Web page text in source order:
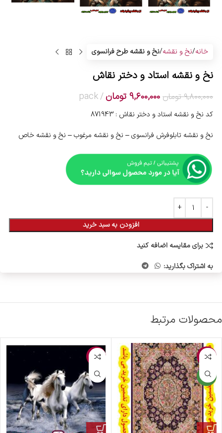
خانه نخ و نقشه نخ و نقشه طرح فرانسوی
نخ و نقشه استاد و دختر نقاش
9,800,000 تومان 9,600,000 تومان pack
کد نخ و نقشه استاد و دختر نقاش : 871943
نخ و نقشه تابلوفرش فرانسوی – نخ و نقشه مرغوب – نخ و نقشه خاص
افزودن به سبد خرید
برای مقایسه اضافه کنید
به اشتراک بگذارید:
محصولات مرتبط
-2%
جدید
-6%